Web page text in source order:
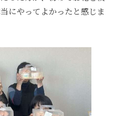
にやってよかったと感じま